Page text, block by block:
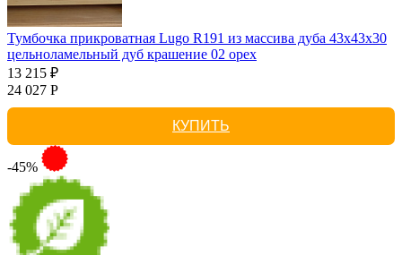
Тумбочка прикроватная Lugo R191 из массива дуба 43х43х30
цельноламельный дуб крашение 02 орех
13 215 ₽
24 027 Р
КУПИТЬ
-45%